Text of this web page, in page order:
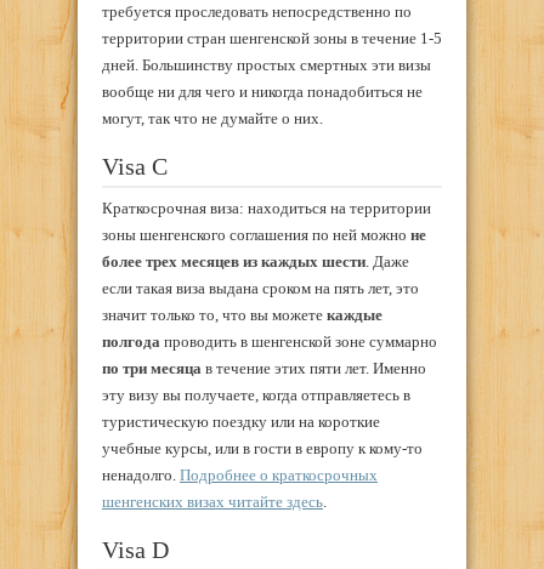
требуется проследовать непосредственно по
территории стран шенгенской зоны в течение 1-5
дней. Большинству простых смертных эти визы
вообще ни для чего и никогда понадобиться не
могут, так что не думайте о них.
Visa C
Краткосрочная виза: находиться на территории
зоны шенгенского соглашения по ней можно не
более трех месяцев из каждых шести . Даже
если такая виза выдана сроком на пять лет, это
значит только то, что вы можете каждые
полгода проводить в шенгенской зоне суммарно
по три месяца в течение этих пяти лет. Именно
эту визу вы получаете, когда отправляетесь в
туристическую поездку или на короткие
учебные курсы, или в гости в европу к кому-то
ненадолго. Подробнее о краткосрочных
шенгенских визах читайте здесь
Visa D